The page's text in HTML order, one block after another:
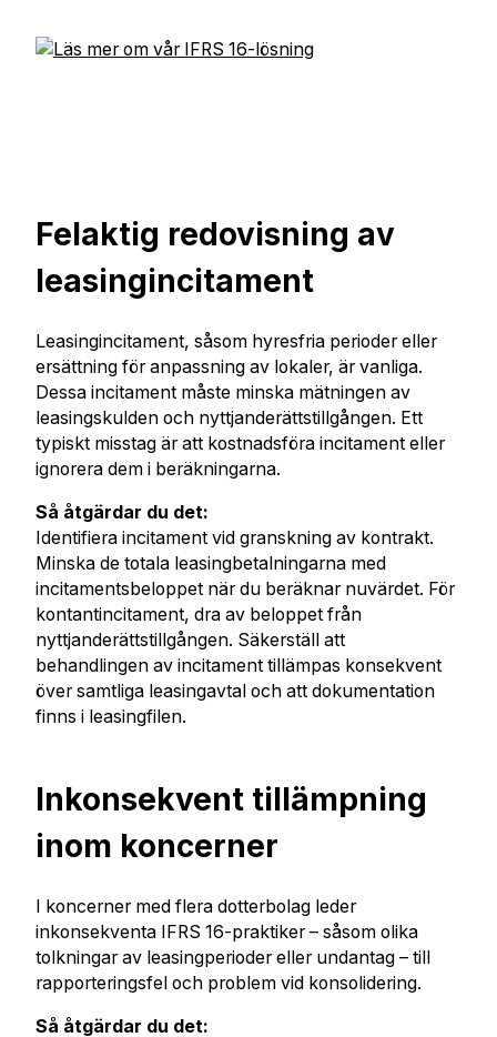
Felaktig redovisning av
leasingincitament
Leasingincitament, såsom hyresfria perioder eller
ersättning för anpassning av lokaler, är vanliga.
Dessa incitament måste minska mätningen av
leasingskulden och nyttjanderättstillgången. Ett
typiskt misstag är att kostnadsföra incitament eller
ignorera dem i beräkningarna.
Så åtgärdar du det:
Identifiera incitament vid granskning av kontrakt.
Minska de totala leasingbetalningarna med
incitamentsbeloppet när du beräknar nuvärdet. För
kontantincitament, dra av beloppet från
nyttjanderättstillgången. Säkerställ att
behandlingen av incitament tillämpas konsekvent
över samtliga leasingavtal och att dokumentation
finns i leasingfilen.
Inkonsekvent tillämpning
inom koncerner
I koncerner med flera dotterbolag leder
inkonsekventa IFRS 16-praktiker – såsom olika
tolkningar av leasingperioder eller undantag – till
rapporteringsfel och problem vid konsolidering.
Så åtgärdar du det: